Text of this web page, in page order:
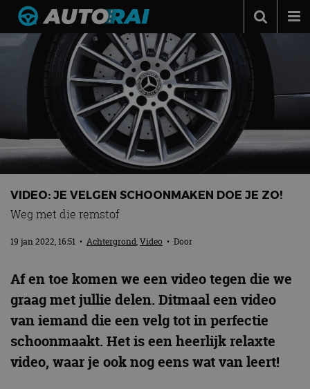
Autonieuws
Podcast
Autotests
Automerken
Adverteren
Contact
MotorRAI.nl
VIDEO: JE VELGEN SCHOONMAKEN DOE JE ZO!
Weg met die remstof
19 jan 2022, 16:51 • Achtergrond,Video • Door
Af en toe komen we een video tegen die we
graag met jullie delen. Ditmaal een video
van iemand die een velg tot in perfectie
schoonmaakt. Het is een heerlijk relaxte
video, waar je ook nog eens wat van leert!